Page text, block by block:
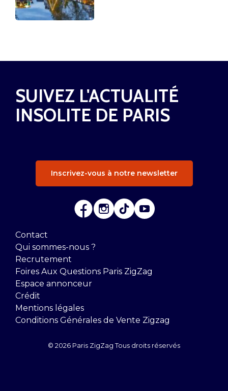
SUIVEZ L'ACTUALITÉ
INSOLITE DE PARIS
Inscrivez-vous à notre newsletter
Contact
Qui sommes-nous ?
Recrutement
Foires Aux Questions Paris ZigZag
Espace annonceur
Crédit
Mentions légales
Conditions Générales de Vente Zigzag
© 2026 Paris ZigZag Tous droits réservés